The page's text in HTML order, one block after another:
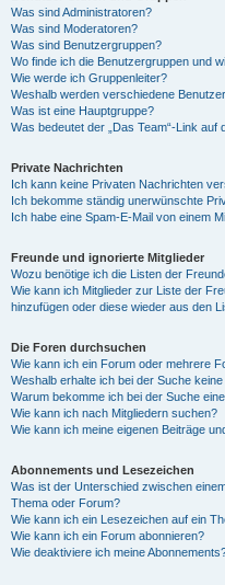
Was sind Administratoren?
Was sind Moderatoren?
Was sind Benutzergruppen?
Wo finde ich die Benutzergruppen und
Wie werde ich Gruppenleiter?
Weshalb werden verschiedene
Was ist eine Hauptgruppe?
Was bedeutet der „Das Team“-Link auf
Private Nachrichten
Ich kann keine Privaten Nachrichten
Ich bekomme ständig unerwünschte
Ich habe eine Spam-E-Mail von einem
Freunde und ignorierte Mitglieder
Wozu benötige ich die Listen der
Wie kann ich Mitglieder zur Liste der
hinzufügen oder diese wieder aus den
Die Foren durchsuchen
Wie kann ich ein Forum oder mehrere
Weshalb erhalte ich bei der Suche
Warum bekomme ich bei der Suche
Wie kann ich nach Mitgliedern suchen?
Wie kann ich meine eigenen Beiträge
Abonnements und Lesezeichen
Was ist der Unterschied zwischen
Thema oder Forum?
Wie kann ich ein Lesezeichen auf ein
Wie kann ich ein Forum abonnieren?
Wie deaktiviere ich meine